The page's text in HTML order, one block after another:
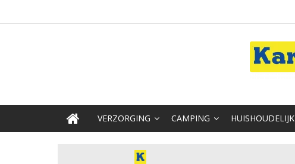
VERZORGING CAMPING HUISHOUDELIJK